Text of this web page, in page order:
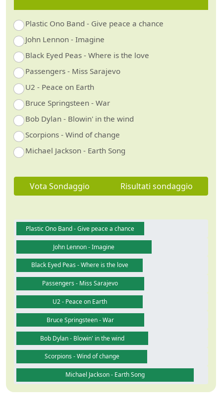
Plastic Ono Band - Give peace a chance
John Lennon - Imagine
Black Eyed Peas - Where is the love
Passengers - Miss Sarajevo
U2 - Peace on Earth
Bruce Springsteen - War
Bob Dylan - Blowin' in the wind
Scorpions - Wind of change
Michael Jackson - Earth Song
Vota Sondaggio Risultati sondaggio
Plastic Ono Band - Give peace a chance
John Lennon - Imagine
Black Eyed Peas - Where is the love
Passengers - Miss Sarajevo
U2 - Peace on Earth
Bruce Springsteen - War
Bob Dylan - Blowin' in the wind
Scorpions - Wind of change
Michael Jackson - Earth Song